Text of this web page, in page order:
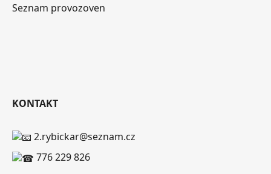
Seznam provozoven
KONTAKT
2.rybickar@seznam.cz
776 229 826